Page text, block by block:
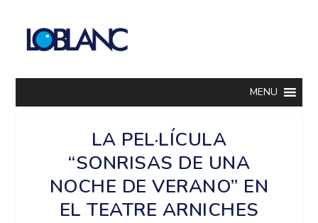
MENU
LA PEL·LÍCULA
“SONRISAS DE UNA
NOCHE DE VERANO” EN
EL TEATRE ARNICHES